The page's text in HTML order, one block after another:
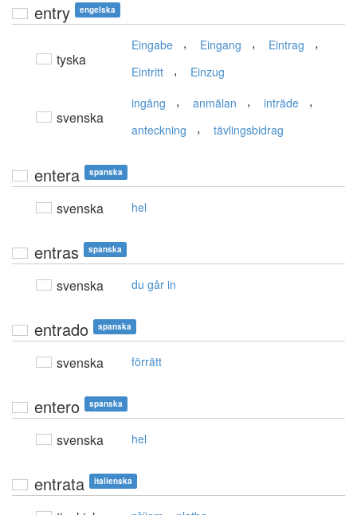
entry engelska
tyska
Eingabe , Eingang , Eintrag ,
Eintritt , Einzug
svenska
ingång , anmälan , inträde ,
anteckning , tävlingsbidrag
entera spanska
svenska hel
entras spanska
svenska du går in
entrado spanska
svenska förrätt
entero spanska
svenska hel
entrata italienska